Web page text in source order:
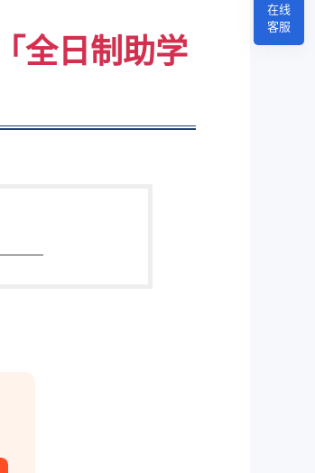
在线
客服
全日制助学